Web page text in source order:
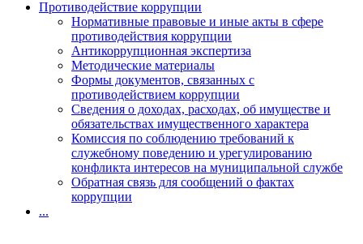
Противодействие коррупции
Нормативные правовые и иные акты в сфере
противодействия коррупции
Антикоррупционная экспертиза
Методические материалы
Формы документов, связанных с
противодействием коррупции
Сведения о доходах, расходах, об имуществе и
обязательствах имущественного характера
Комиссия по соблюдению требований к
служебному поведению и урегулированию
конфликта интересов на муниципальной службе
Обратная связь для сообщений о фактах
коррупции
...